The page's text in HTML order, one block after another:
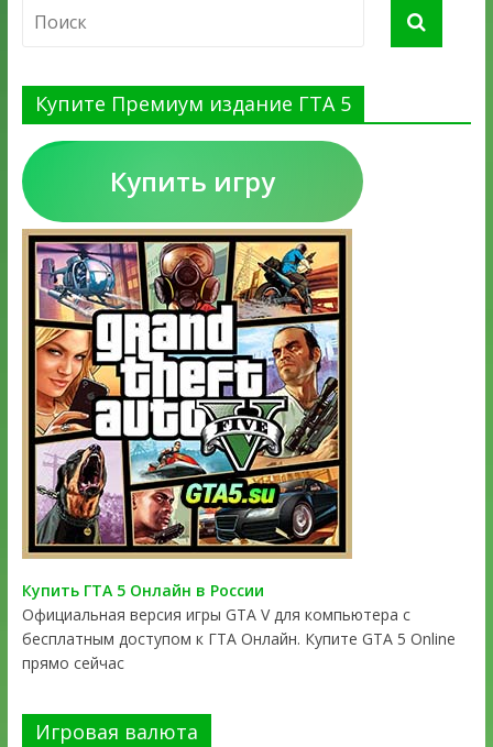
Купите Премиум издание ГТА 5
Купить игру
Купить ГТА 5 Онлайн в России
Официальная версия игры GTA V для компьютера с
бесплатным доступом к ГТА Онлайн. Купите GTA 5 Online
прямо сейчас
Игровая валюта